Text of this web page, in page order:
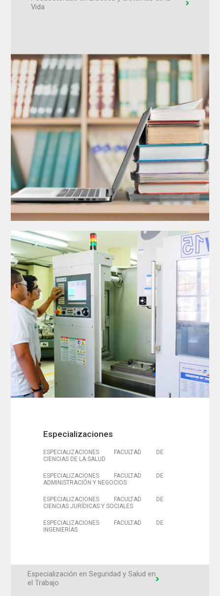
Vida
Especializaciones
ESPECIALIZACIONES FACULTAD DE
CIENCIAS DE LA SALUD
ESPECIALIZACIONES FACULTAD DE
ADMINISTRACIÓN Y NEGOCIOS
ESPECIALIZACIONES FACULTAD DE
CIENCIAS JURÍDICAS Y SOCIALES
ESPECIALIZACIONES FACULTAD DE
INGENIERÍAS
Especialización en Seguridad y Salud en
el Trabajo